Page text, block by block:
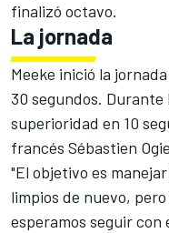
finalizó octavo.
La jornada
Meeke inició la
30 segundos.
superioridad en 10
francés Sébastien
"El objetivo es
limpios de nuevo,
esperamos seguir con